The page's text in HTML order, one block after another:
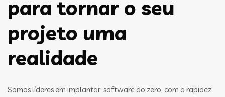
para tornar o seu
projeto uma
realidade
Somos líderes em implantar software do zero, com a rapidez